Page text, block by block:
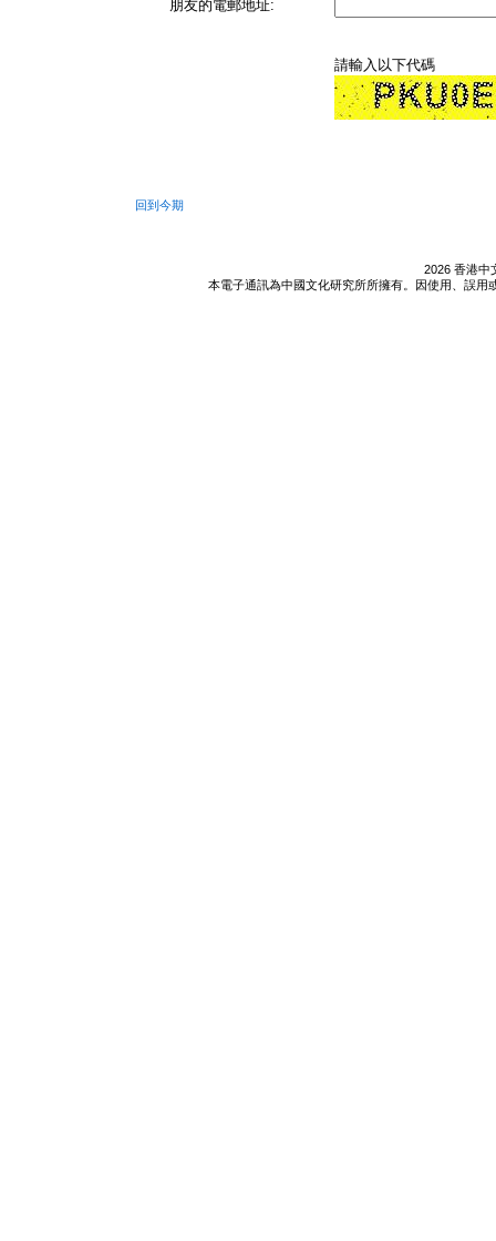
朋友的電郵地址:
請輸入以下代碼
回到今期
2026 香港中
本電子通訊為中國文化研究所所擁有。因使用、誤